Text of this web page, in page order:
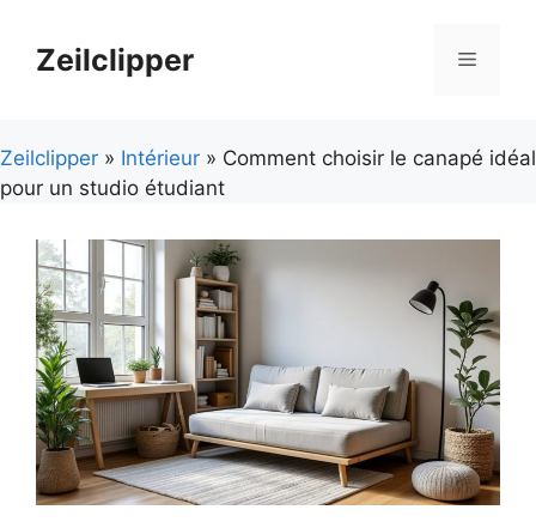
contenuZeilclipper Menu
Zeilclipper » Intérieur » Comment choisir le canapé idéal
pour un studio étudiant